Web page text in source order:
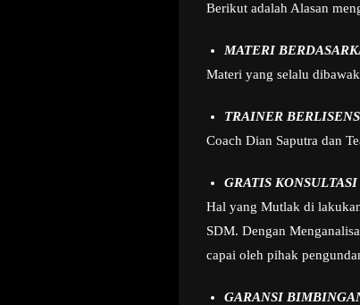
Berikut adalah Alasan
MATERI
Materi yang selalu
TRAINER
Coach Dian Saputra dan
GRATIS
Hal yang Mutlak di
SDM. Dengan
capai oleh pihak
GARANSI